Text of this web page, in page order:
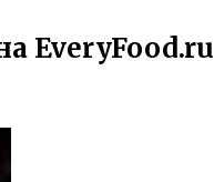
EveryFood.ru